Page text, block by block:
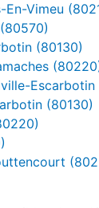
En-Vimeu
(80130)
(80130)